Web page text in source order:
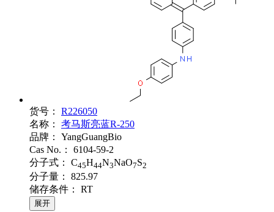
货号：
R226050
名称：
考马斯亮蓝R-250
品牌：
YangGuangBio
Cas No.：
6104-59-2
分子式：
C45H44N3NaO7S2
分子量：
825.97
储存条件：
RT
展开